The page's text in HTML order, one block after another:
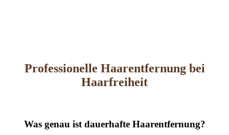
Professionelle Haarentfernung bei
Haarfreiheit
Was genau ist dauerhafte Haarentfernung?